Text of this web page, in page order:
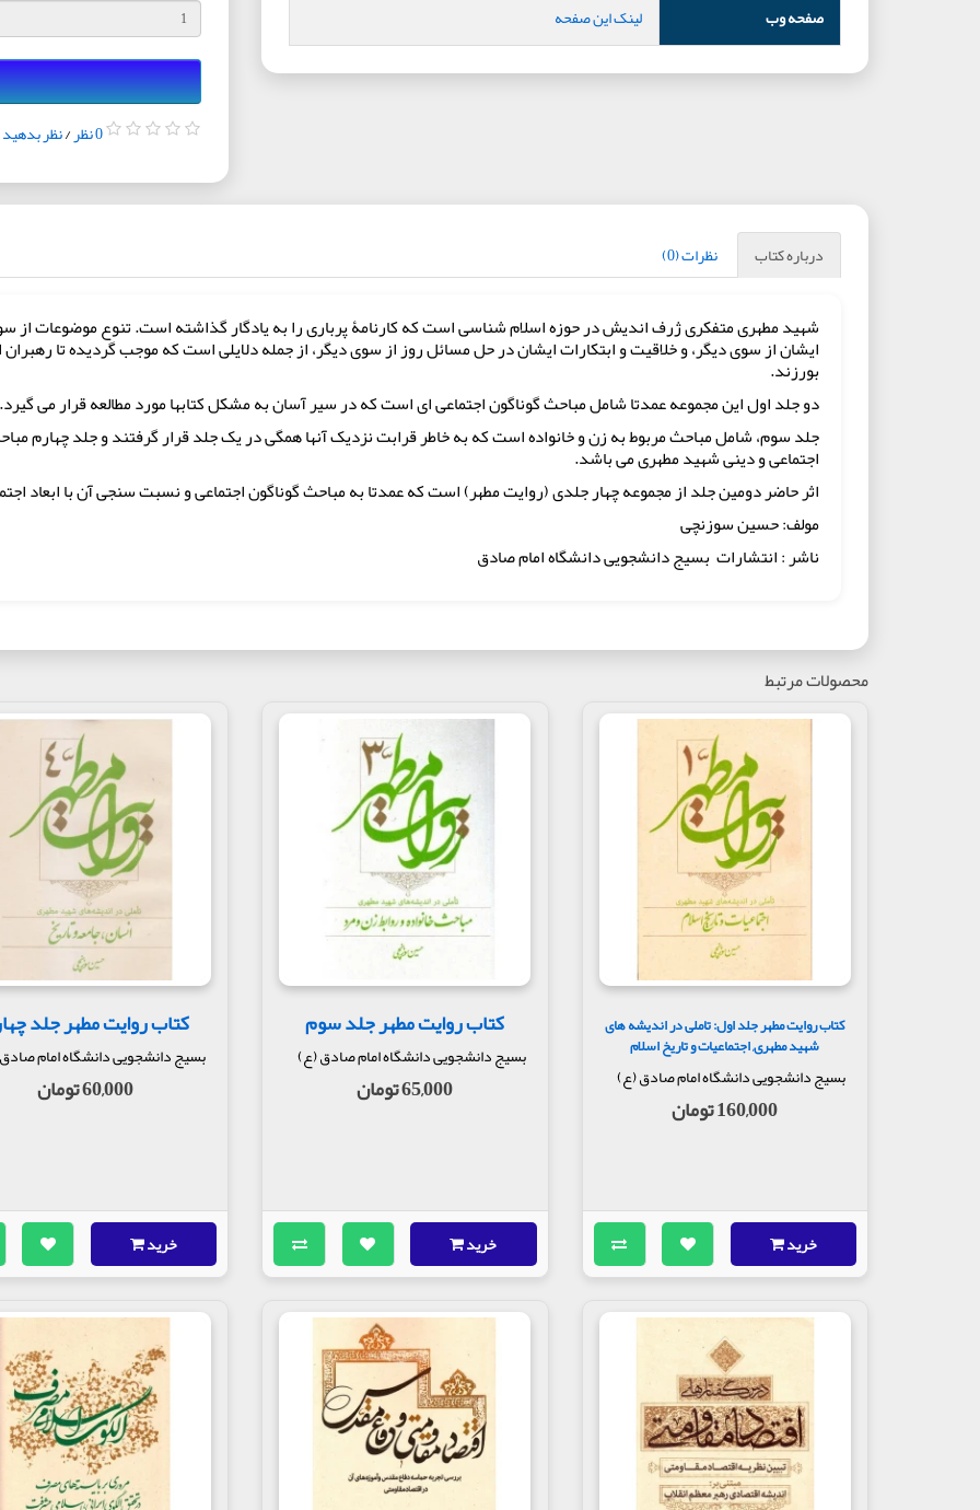
صفحه وب
لینک این صفحه
0 نظر /نظر بدهید
درباره کتاب نظرات (0)
شهید مطهری متفکری ژرف اندیش در حوزه اسلام شناسی است که کارنامۀ پرباری را به یادگار گذاشته است. تنوع موضوعات از
ایشان از سوی دیگر، و خلاقیت و ابتکارات ایشان در حل مسائل روز از سوی دیگر، از جمله دلایلی است که موجب گردیده تا رهبران
بورزند.
دو جلد اول این مجموعه عمدتا شامل مباحث گوناگون اجتماعی ای است که در سیر آسان به مشکل کتابها مورد مطالعه قرار می گیرد.
جلد سوم، شامل مباحث مربوط به زن و خانواده است که به خاطر قرابت نزدیک آنها همگی در یک جلد قرار گرفتند و جلد چهارم
اجتماعی و دینی شهید مطهری می باشد.
اثر حاضر دومین جلد از مجموعه چهار جلدی (روایت مطهر) است که عمدتا به مباحث گوناگون اجتماعی و نسبت سنجی آن با ابعاد
مولف: حسین سوزنچی
ناشر : انتشارات بسیج دانشجویی دانشگاه امام صادق
محصولات مرتبط
کتاب روایت مطهر جلد اول: تاملی در اندیشه های
شهید مطهری, اجتماعیات و تاریخ اسلام
بسیج دانشجویی دانشگاه امام صادق (ع)
160,000 تومان
خرید
کتاب روایت مطهر جلد سوم
بسیج دانشجویی دانشگاه امام صادق (ع)
65,000 تومان
خرید
کتاب روایت مطهر جلد
بسیج دانشجویی دانشگاه امام
60,000 تومان
خرید